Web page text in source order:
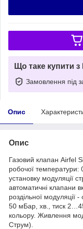
Що таке купити
Замовлення під
Опис
Опис
Газовий клапан Airfel
робочої температури:
установку модуляції
автоматичні клапани
роздільної модуляції
50 мБар, хв., тиск
кольору. Живлення
Струм).